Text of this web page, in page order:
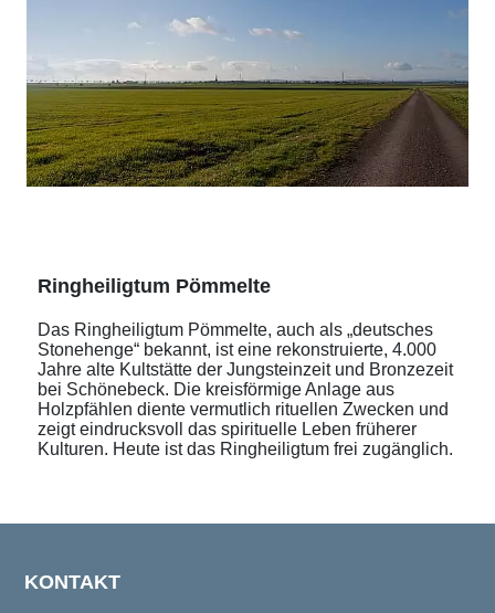
Ringheiligtum Pömmelte
Das Ringheiligtum Pömmelte, auch als „deutsches
Stonehenge“ bekannt, ist eine rekonstruierte, 4.000
Jahre alte Kultstätte der Jungsteinzeit und Bronzezeit
bei Schönebeck. Die kreisförmige Anlage aus
Holzpfählen diente vermutlich rituellen Zwecken und
zeigt eindrucksvoll das spirituelle Leben früherer
Kulturen. Heute ist das Ringheiligtum frei zugänglich.
KONTAKT